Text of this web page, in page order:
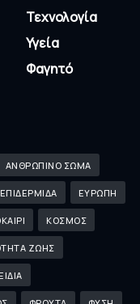
Τεχνολογία
Υγεία
Φαγητό
ΑΝΘΡΩΠΙΝΟ ΣΩΜΑ
ΕΠΙΔΕΡΜΙΔΑ ΕΥΡΩΠΗ
ΚΟΣΜΟΣ
ΖΩΗΣ